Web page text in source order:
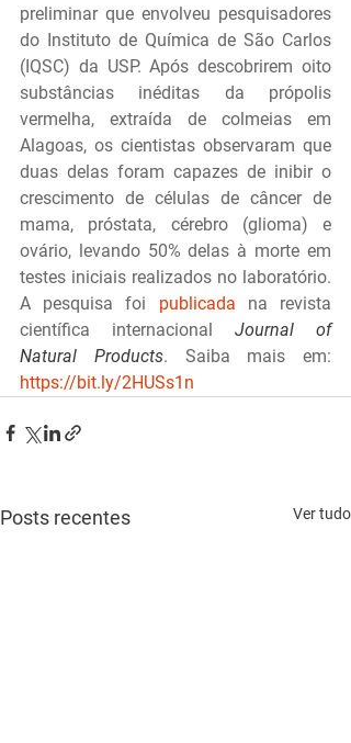
preliminar que envolveu pesquisadores
do Instituto de Química de São Carlos
(IQSC) da USP. Após descobrirem oito
substâncias inéditas da própolis
vermelha, extraída de colmeias em
Alagoas, os cientistas observaram que
duas delas foram capazes de inibir o
crescimento de células de câncer de
mama, próstata, cérebro (glioma) e
ovário, levando 50% delas à morte em
testes iniciais realizados no laboratório.
A pesquisa foi publicada na revista
científica internacional Journal of
Natural Products
https://bit.ly/2HUSs1n
Posts recentes Ver tudo